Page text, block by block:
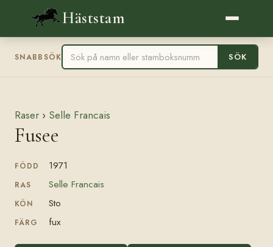
Häststam
SNABBSÖK SÖK
Raser › Selle Francais
Fusee
FÖDD 1971
RAS Selle Francais
KÖN Sto
FÄRG fux